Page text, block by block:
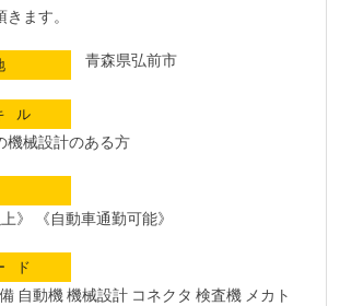
ます。
青森県弘前市
ル
機械設計のある方
》 《自動車通勤可能》
ド
自動機 機械設計 コネクタ 検査機 メカト